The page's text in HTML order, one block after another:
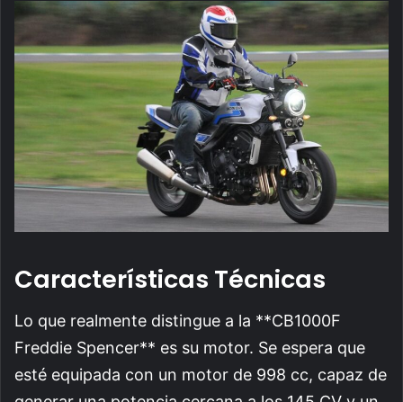
Características Técnicas
Lo que realmente distingue a la **CB1000F
Freddie Spencer** es su motor. Se espera que
esté equipada con un motor de 998 cc, capaz de